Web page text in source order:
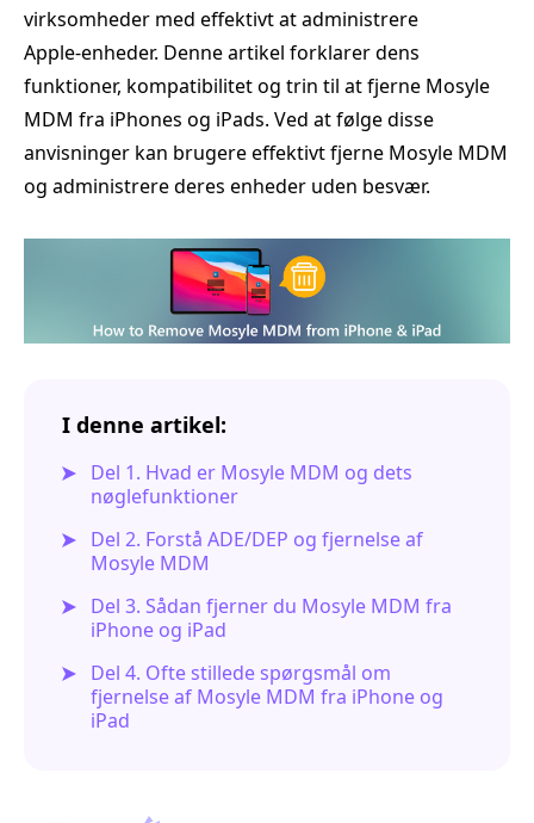
virksomheder med effektivt at administrere
Apple‑enheder. Denne artikel forklarer dens
funktioner, kompatibilitet og trin til at fjerne Mosyle
MDM fra iPhones og iPads. Ved at følge disse
anvisninger kan brugere effektivt fjerne Mosyle MDM
og administrere deres enheder uden besvær.
I denne artikel:
Del 1. Hvad er Mosyle MDM og dets
nøglefunktioner
Del 2. Forstå ADE/DEP og fjernelse af
Mosyle MDM
Del 3. Sådan fjerner du Mosyle MDM fra
iPhone og iPad
Del 4. Ofte stillede spørgsmål om
fjernelse af Mosyle MDM fra iPhone og
iPad